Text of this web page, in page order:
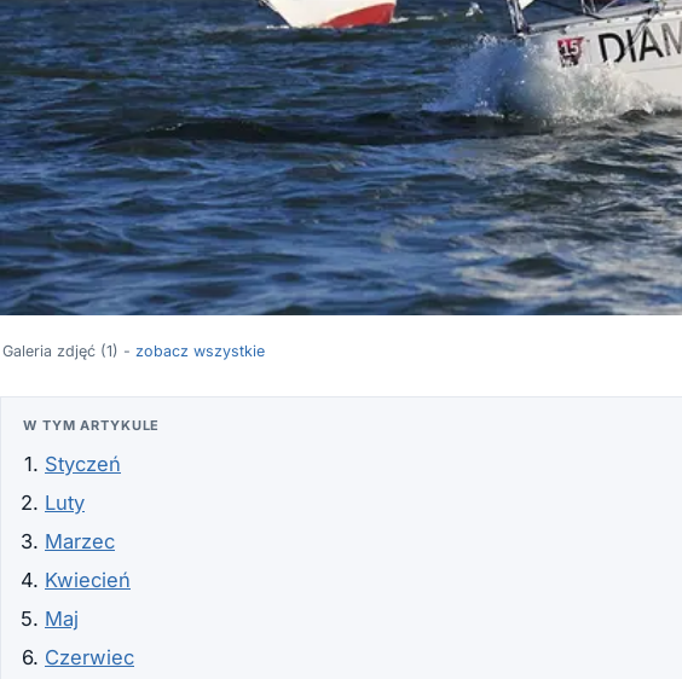
Galeria zdjęć (1) - zobacz wszystkie
W TYM ARTYKULE
Styczeń
Luty
Marzec
Kwiecień
Maj
Czerwiec